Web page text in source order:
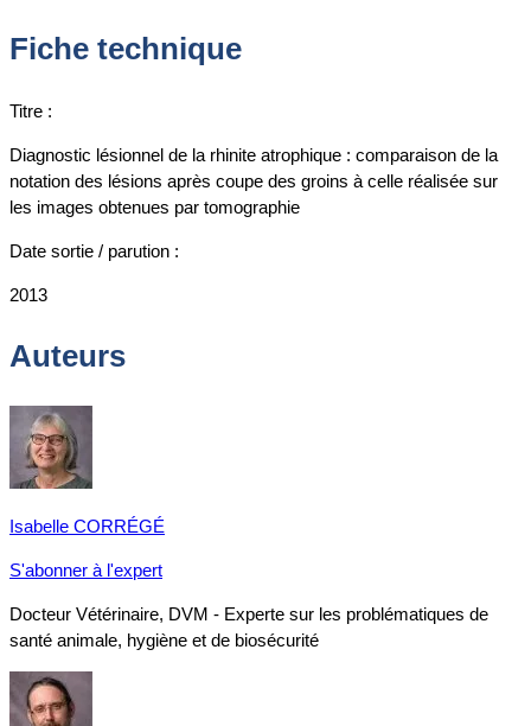
Fiche technique
Titre :
Diagnostic lésionnel de la rhinite atrophique : comparaison de la
notation des lésions après coupe des groins à celle réalisée sur
les images obtenues par tomographie
Date sortie / parution :
2013
Auteurs
Isabelle CORRÉGÉ
S'abonner à l'expert
Docteur Vétérinaire, DVM - Experte sur les problématiques de
santé animale, hygiène et de biosécurité